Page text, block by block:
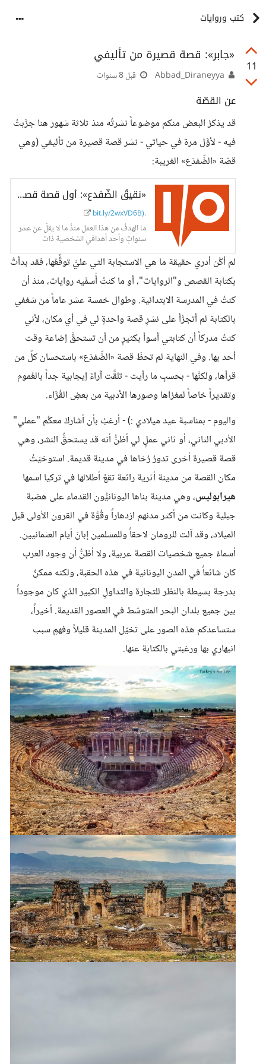
كتب وروايات
11
«جابر»: قصة قصيرة من تأليفي
قبل 8 سنوات
عن القصّة
قد يذكرُ البعض منكم موضوعاً نشرتُه منذ ثلاثة شهور هنا جرَّبتُ
فيه - لأوَّل مرة في حياتي - نشر قصة قصيرة من تأليفي (وهي
قصّة «الضِّفدَع» الغريبة:
«نقيقُ الضّفدع»: أول قصة قصيرة "منشورةٍ" لي - حسوب I/O
bit.ly/2wxVD6B).
ما الهدفُ من هذا العمل منذُ ما لا يقلّ عن عشر
سنواتٍ وأحد أهدافي الشخصية ذات
لم أكُن أدري حقيقة ما هي الاستجابة التي عليَّ توقُّعُها، فقد بدأتُ
بكتابة القصص و"الروايات"، أو ما كنتُ أُسمِّيه روايات، منذ أن
كنتُ في المدرسة الابتدائية. وطوال خمسة عشر عاماً من شغفي
بالكتابة لم أتجرَّأ على نشرِ قصة واحدةٍ لي في أي مكان، لأني
كنتُ مدركاً أن كتابتي أسوأ بكثيرٍ من أن تستحقَّ إضاعة وقت
أحد بها. وفي النهاية لم تحظَ قصة «الضِّفدَع» باستحسان كلّ من
قرأها، ولكنَّها - بحسبِ ما رأيت - تلقَّت آراءً إيجابية جداً بالعُموم
وتقديراً خاصاً لمغزاها وصورها الأدبية من بعضِ القُرَّاء.
واليوم - بمناسبة عيد ميلادي :) - أرغبُ بأن أشاركَ معكُم "عملي"
الأدبي الثاني، أو ثاني عملٍ لي أظنُّ أنه قد يستحقُّ النشر، وهي
قصة قصيرة أخرى تدورُ رُحَاها في مدينة قديمة. استوحَيْتُ
مكان القصة من مدينة أثرية رائعة تقعُ أطلالها في تركيا اسمها
هيرابوليس، وهي مدينة بناها اليونانيُّون القدماء على هضبة
جبلية وكانت من أكثر مدنهم ازدهاراً وقُوَّة في القرون الأولى قبل
الميلاد، وقد آلت للرومان لاحقاً وللمسلمين إبانَ أيام العثمانيين.
أسماءُ جميع شخصيات القصة عربية، ولا أظنُّ أن وجود العربِ
كان شائعاً في المدن اليونانية في هذه الحقبة، ولكنه ممكنٌ
بدرجة بسيطة بالنظر للتجارة والتداولِ الكبير الذي كان موجوداً
بين جميع بلدان البحر المتوسّط في العصور القديمة. أخيراً،
ستساعدكم هذه الصور على تخيّل المدينة قليلاً وفهمِ سبب
انبهاري بها ورغبتي بالكتابة عنها.